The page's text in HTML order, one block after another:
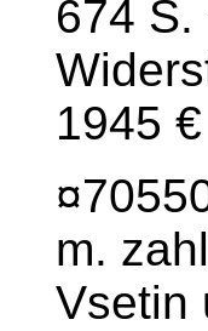
674
1945
m.
Vsetin